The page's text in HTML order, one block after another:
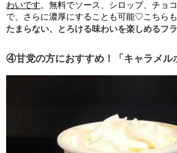
わいです。無料でソース、シロップ、チョ
で、さらに濃厚にすることも可能♡こちらも
たまらない、とろける味わいを楽しめるフ
④甘党の方におすすめ！「キャラメル